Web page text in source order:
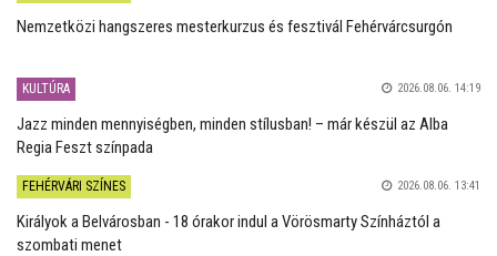
Nemzetközi hangszeres mesterkurzus és fesztivál Fehérvárcsurgón
KULTÚRA 2026.08.06. 14:19
Jazz minden mennyiségben, minden stílusban! – már készül az Alba
Regia Feszt színpada
FEHÉRVÁRI SZÍNES 2026.08.06. 13:41
Királyok a Belvárosban - 18 órakor indul a Vörösmarty Színháztól a
szombati menet